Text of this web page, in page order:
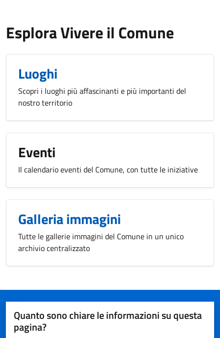
Esplora Vivere il Comune
Luoghi
Scopri i luoghi più affascinanti e più importanti del
nostro territorio
Eventi
Il calendario eventi del Comune, con tutte le iniziative
Galleria immagini
Tutte le gallerie immagini del Comune in un unico
archivio centralizzato
Quanto sono chiare le informazioni su questa
pagina?